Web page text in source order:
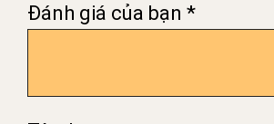
Đánh giá của bạn *